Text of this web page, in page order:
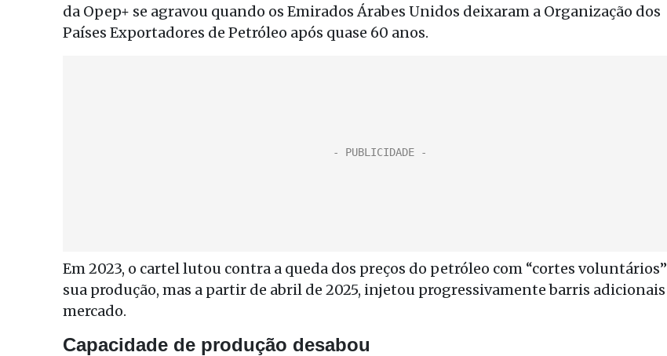
da Opep+ se agravou quando os Emirados Árabes Unidos deixaram a Organização dos
Países Exportadores de Petróleo após quase 60 anos.
Em 2023, o cartel lutou contra a queda dos preços do petróleo com “cortes
sua produção, mas a partir de abril de 2025, injetou progressivamente barris
mercado.
Capacidade de produção desabou